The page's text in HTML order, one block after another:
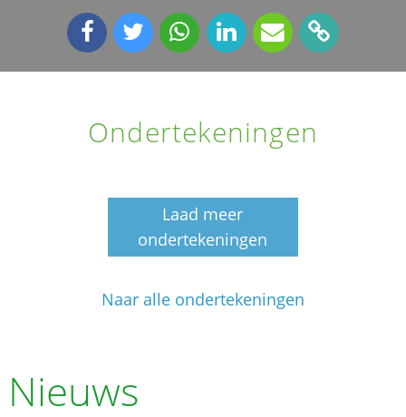
Ondertekeningen
Laad meer
ondertekeningen
Naar alle ondertekeningen
Nieuws